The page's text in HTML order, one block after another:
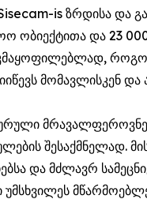
is ზრდისა და
ობიექტითა და 23
მომავლისკენ და
შესაქმნელად.
და მძლავრ